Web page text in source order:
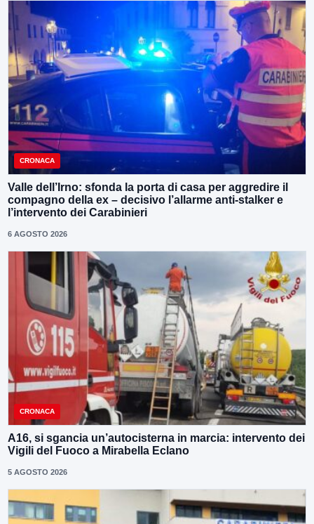
CRONACA
Valle dell’Irno: sfonda la porta di casa per aggredire il
compagno della ex – decisivo l’allarme anti-stalker e
l’intervento dei Carabinieri
6 AGOSTO 2026
CRONACA
A16, si sgancia un’autocisterna in marcia: intervento dei
Vigili del Fuoco a Mirabella Eclano
5 AGOSTO 2026